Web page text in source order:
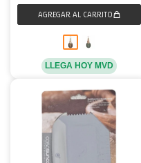
LLEGA HOY MVD